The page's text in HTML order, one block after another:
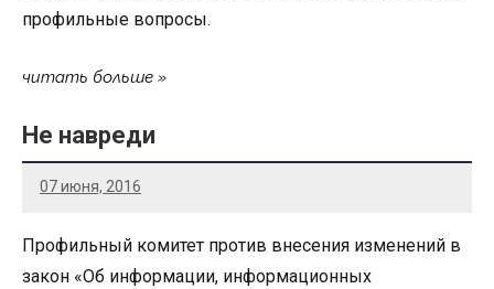
профильные вопросы.
читать больше
Не навреди
07 июня, 2016
Профильный комитет против внесения изменений в
закон «Об информации, информационных